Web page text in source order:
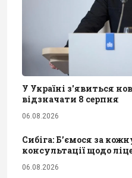
У Україні з'явиться
відзначати 8 серпня
06.08.2026
Сибіга: Б’ємося за
консультації щодо
06.08.2026